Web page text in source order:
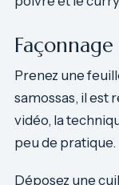
Prenez une
samossas, il est
vidéo, la
peu de pratique.
Déposez une